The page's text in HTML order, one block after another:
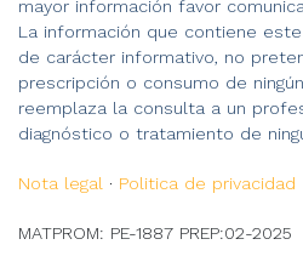
mayor información favor
La información que contiene
de carácter informativo, no
prescripción o consumo de
reemplaza la consulta a un
diagnóstico o tratamiento de
Nota legal · Politica de privacidad
MATPROM: PE-1887 PREP:02-2025